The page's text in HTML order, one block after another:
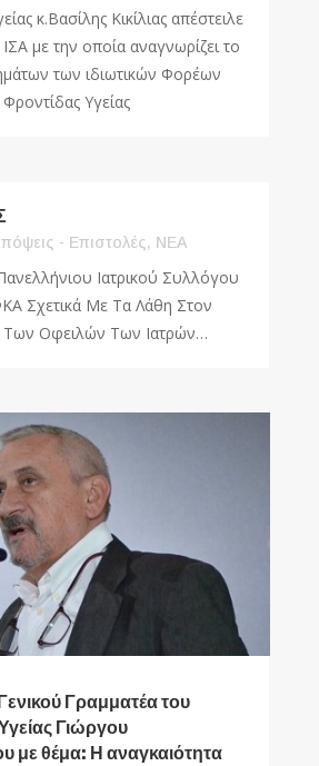
κ.Βασίλης Κικίλιας απέστειλε
με την οποία αναγνωρίζει το
των ιδιωτικών Φορέων
Υγείας
- Επιστολές, ΝΕΑ
Ιατρικού Συλλόγου
Σχετικά Με Τα Λάθη Στον
Των Οφειλών Των Ιατρών…
Γραμματέα του
Γιώργου
με θέμα: Η αναγκαιότητα